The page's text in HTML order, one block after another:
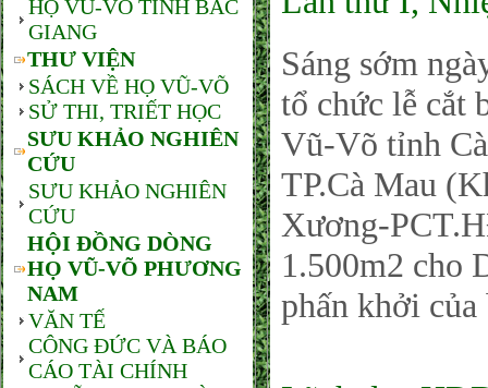
HỌ VŨ-VÕ TỈNH BẮC
GIANG
THƯ VIỆN
SÁCH VỀ HỌ VŨ-VÕ
SỬ THI, TRIẾT HỌC
SƯU KHẢO NGHIÊN
CỨU
SƯU KHẢO NGHIÊN
CỨU
HỘI ĐỒNG DÒNG
HỌ VŨ-VÕ PHƯƠNG
NAM
VĂN TẾ
CÔNG ĐỨC VÀ BÁO
CÁO TÀI CHÍNH
Sáng sớm
tổ chức lễ cắt
Vũ-Võ tỉnh
TP.Cà Mau
Xương-
1.500m2 cho
phấn khởi